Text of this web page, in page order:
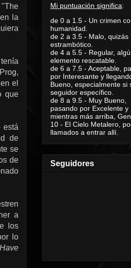
la
el
que
está
de
se
de
a
los
lo
Mi puntuación significa:
de 0 a 1.5 - Un crimen
humanidad.
de 2 a 3.5 - Malo, quizás
estrambótico.
de 4 a 5.5 - Regular,
elemento rescatable.
de 6 a 7.5 - Aceptable,
por Interesante y
Bueno, especialmente si
seguidor específico.
de 8 a 9.5 - Muy Bueno,
pasando por Excelente y
mientras más arriba,
10 - El Cielo Metalero,
llamados a entrar allí.
Seguidores